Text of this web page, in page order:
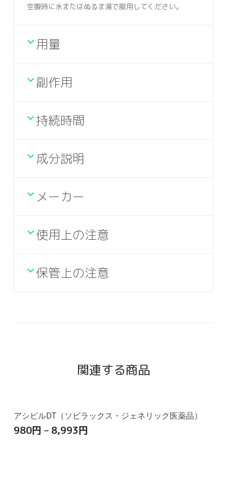
空腹時に水またはぬるま湯で服用してください。
用量
副作用
持続時間
成分説明
メーカー
使用上の注意
保管上の注意
関連する商品
アシビルDT（ソビラックス・ジェネリック医薬品）
980円 – 8,993円